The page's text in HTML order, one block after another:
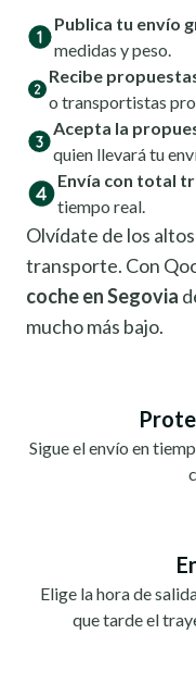
Publica tu envío
medidas y peso.
Recibe
o transportistas
Acepta la
quien llevará tu
Envía con total
tiempo real.
Olvídate de los
transporte. Con
coche en Segovia
mucho más bajo.
Sigue el envío en
Elige la hora de
que tarde el